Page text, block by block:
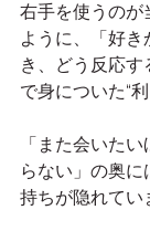
右手を使うのが
ように、「好き
き、どう反応
で身についた“
「また会いた
らない」の奥
持ちが隐れてい